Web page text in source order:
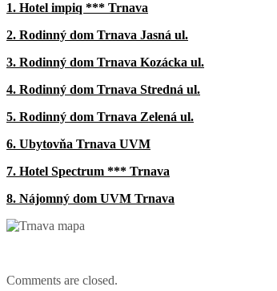
1. Hotel impiq *** Trnava
2. Rodinný dom Trnava Jasná ul.
3. Rodinný dom Trnava Kozácka ul.
4. Rodinný dom Trnava Stredná ul.
5. Rodinný dom Trnava Zelená ul.
6. Ubytovňa Trnava UVM
7. Hotel Spectrum *** Trnava
8. Nájomný dom UVM Trnava
Comments are closed.